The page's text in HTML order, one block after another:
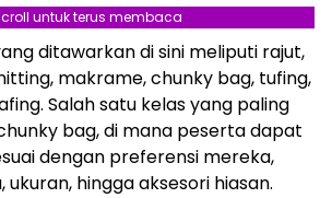
Ibu-ibu Minta Potongan
Harga
untuk terus membaca
ditawarkan di sini meliputi rajut,
makrame, chunky bag, tufing,
Salah satu kelas yang paling
bag, di mana peserta dapat
dengan preferensi mereka,
ukuran, hingga aksesori hiasan.